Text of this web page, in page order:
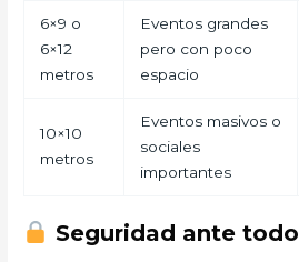
6×9 o
6×12
metros
Eventos grandes
pero con poco
espacio
10×10
metros
Eventos masivos o
sociales
importantes
Seguridad ante todo